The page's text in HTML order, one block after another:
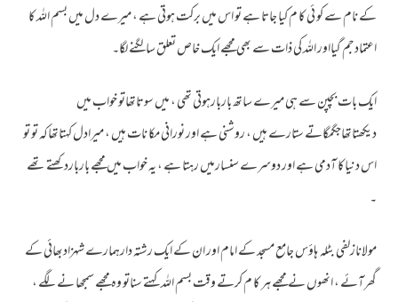
کے نام سے کو ئی کا م کیا جاتا ہے تو اس میں برکت ہوتی ہے ، میرے دل میں بسم اللہ کا
اعتمادجم گیااور اللہ کی ذات سے بھی مجھے ایک خاص تعلق سالگنے لگا۔
ایک بات بچپن سے ہی میرے ساتھ باربارہوتی تھی ، میں سوتاتھاتو خواب میں
دیکھتاتھاجگمگاتے ستارے ہیں ، روشنی ہے اور نورانی مکا نات ہیں ، میرادل کہتاتھاکہ تو تو
اس دنیاکا آدمی ہے اور دوسرے سنسارمیں رہتا ہے ، یہ خواب میں مجھے بارباردکھتے تھے
۔
مولانازلفی بٹلہ ہاؤس جامع مسجد کے امام اور ان کے ایک رشتہ دارہمارے شہزادبھائی کے
گھرآئے ، انھوں نے مجھے ہر کا م کرتے وقت بسم اللہ کہتے سناتو وہ مجھے سمجھا نے لگے ،